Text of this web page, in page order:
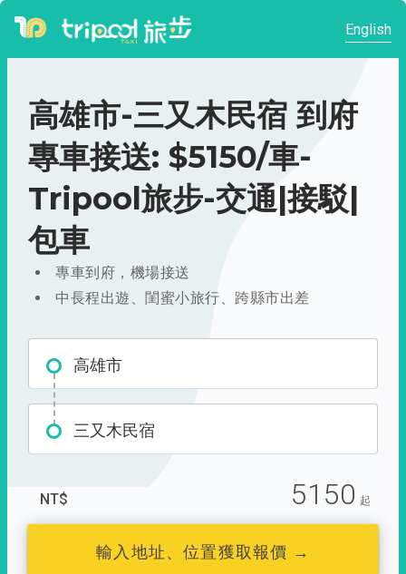
English
高雄市-三又木民宿 到府
專車接送: $5150/車-
Tripool旅步-交通|接駁|
包車
專車到府，機場接送
中長程出遊、閨蜜小旅行、跨縣市出差
高雄市
三又木民宿
NT$ 5150 起
輸入地址、位置獲取報價 →